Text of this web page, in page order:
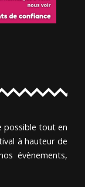
possible tout en
à hauteur de
évènements,